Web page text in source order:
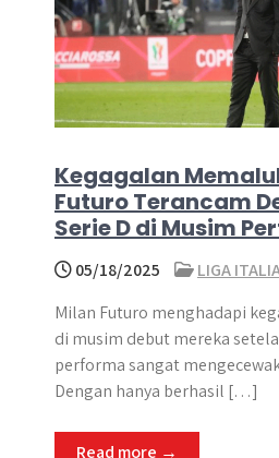
Kegagalan
Futuro Terancam
Serie D di Musim
05/18/2025
LIGA
Milan Futuro menghadapi
di musim debut mereka
performa sangat
Dengan hanya berhasil […]
Read more →